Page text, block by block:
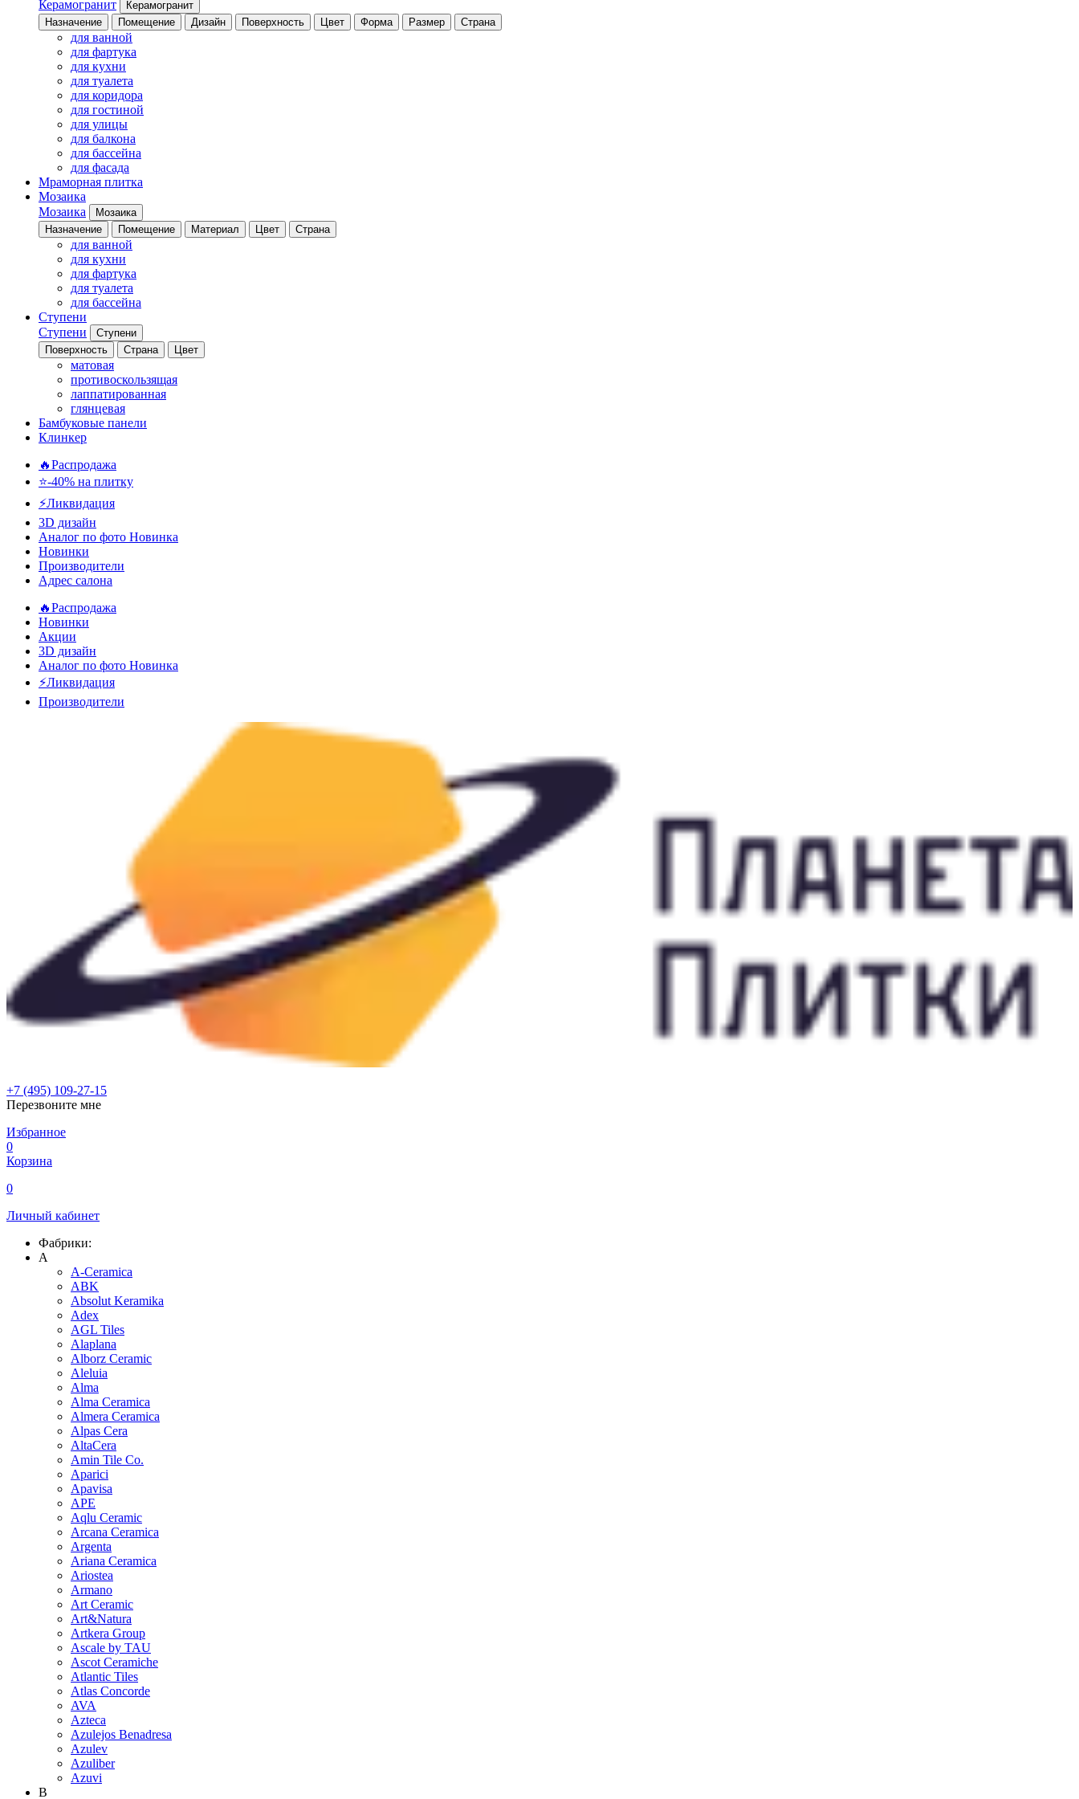
Керамогранит
Керамогранит
Назначение
Помещение Дизайн Поверхность Цвет Форма Размер Страна
для ванной
для фартука
для кухни
для туалета
для коридора
для гостиной
для улицы
для балкона
для бассейна
для фасада
Мраморная плитка
Мозаика
Мозаика
Мозаика
Назначение
Помещение Материал Цвет Страна
для ванной
для кухни
для фартука
для туалета
для бассейна
Ступени
Ступени
Ступени
Поверхность
Страна Цвет
матовая
противоскользящая
лаппатированная
глянцевая
Бамбуковые панели
Клинкер
🔥Распродажа
⭐-40% на плитку
⚡️Ликвидация
3D дизайн
Аналог по фото Новинка
Новинки
Производители
Адрес салона
🔥Распродажа
Новинки
Акции
3D дизайн
Аналог по фото Новинка
⚡Ликвидация
Производители
+7 (495) 109-27-15
Перезвоните мне
Избранное
0
Корзина
0
Личный кабинет
Фабрики:
A
A-Ceramica
ABK
Absolut Keramika
Adex
AGL Tiles
Alaplana
Alborz Ceramic
Aleluia
Alma
Alma Ceramica
Almera Ceramica
Alpas Cera
AltaCera
Amin Tile Co.
Aparici
Apavisa
APE
Aqlu Ceramic
Arcana Ceramica
Argenta
Ariana Ceramica
Ariostea
Armano
Art Ceramic
Art&Natura
Artkera Group
Ascale by TAU
Ascot Ceramiche
Atlantic Tiles
Atlas Concorde
AVA
Azteca
Azulejos Benadresa
Azulev
Azuliber
Azuvi
B